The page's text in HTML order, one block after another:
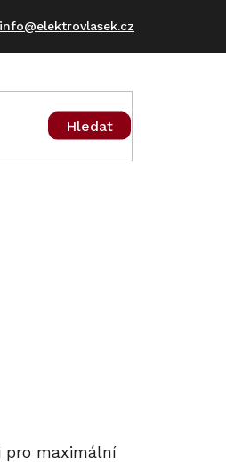
info@elektrovlasek.cz
Hledat
pro maximální